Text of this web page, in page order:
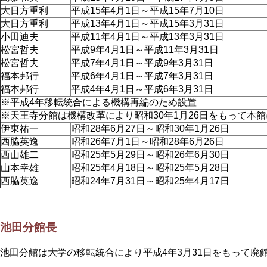
大日方重利
平成15年4月1日～平成15年7月10日
大日方重利
平成13年4月1日～平成15年3月31日
小田迪夫
平成11年4月1日～平成13年3月31日
松宮哲夫
平成9年4月1日～平成11年3月31日
松宮哲夫
平成7年4月1日～平成9年3月31日
福本邦行
平成6年4月1日～平成7年3月31日
福本邦行
平成4年4月1日～平成6年3月31日
※平成4年移転統合による機構再編のため設置
※天王寺分館は機構改革により昭和30年1月26日をもって本館
伊東祐一
昭和28年6月27日～昭和30年1月26日
西脇英逸
昭和26年7月1日～昭和28年6月26日
西山雄二
昭和25年5月29日～昭和26年6月30日
山本幸雄
昭和25年4月18日～昭和25年5月28日
西脇英逸
昭和24年7月31日～昭和25年4月17日
池田分館長
池田分館は大学の移転統合により平成4年3月31日をもって廃